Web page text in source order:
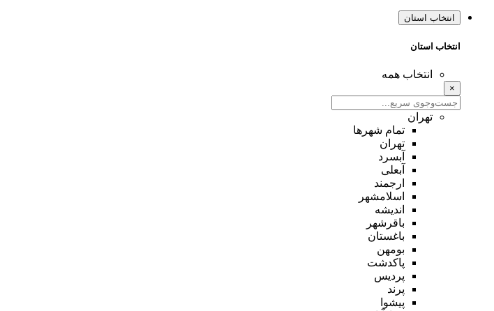
انتخاب استان
انتخاب استان
انتخاب همه
×
تهران
تمام شهر‌ها
تهران
آبسرد
آبعلی
ارجمند
اسلامشهر
اندیشه
باقرشهر
باغستان
بومهن
پاکدشت
پردیس
پرند
پیشوا